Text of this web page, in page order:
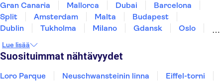
Gran Canaria Mallorca Dubai
Barcelona
Split
Amsterdam Malta
Budapest
Dublin
Tukholma Milano Gdansk
Oslo
Tallinna
Ljubljana Riika
Lue lisää
Suosituimmat nähtävyydet
Loro Parque Neuschwansteinin linna
Eiffel-torni